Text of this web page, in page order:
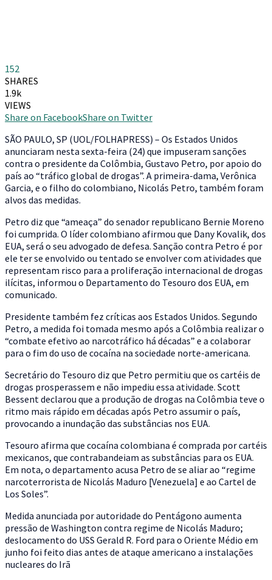
152
SHARES
1.9k
VIEWS
Share on FacebookShare on Twitter
SÃO PAULO, SP (UOL/FOLHAPRESS) – Os Estados Unidos
anunciaram nesta sexta-feira (24) que impuseram sanções
contra o presidente da Colômbia, Gustavo Petro, por apoio do
país ao “tráfico global de drogas”. A primeira-dama, Verônica
Garcia, e o filho do colombiano, Nicolás Petro, também foram
alvos das medidas.
Petro diz que “ameaça” do senador republicano Bernie Moreno
foi cumprida. O líder colombiano afirmou que Dany Kovalik, dos
EUA, será o seu advogado de defesa. Sanção contra Petro é por
ele ter se envolvido ou tentado se envolver com atividades que
representam risco para a proliferação internacional de drogas
ilícitas, informou o Departamento do Tesouro dos EUA, em
comunicado.
Presidente também fez críticas aos Estados Unidos. Segundo
Petro, a medida foi tomada mesmo após a Colômbia realizar o
“combate efetivo ao narcotráfico há décadas” e a colaborar
para o fim do uso de cocaína na sociedade norte-americana.
Secretário do Tesouro diz que Petro permitiu que os cartéis de
drogas prosperassem e não impediu essa atividade. Scott
Bessent declarou que a produção de drogas na Colômbia teve o
ritmo mais rápido em décadas após Petro assumir o país,
provocando a inundação das substâncias nos EUA.
Tesouro afirma que cocaína colombiana é comprada por cartéis
mexicanos, que contrabandeiam as substâncias para os EUA.
Em nota, o departamento acusa Petro de se aliar ao “regime
narcoterrorista de Nicolás Maduro [Venezuela] e ao Cartel de
Los Soles”.
Medida anunciada por autoridade do Pentágono aumenta
pressão de Washington contra regime de Nicolás Maduro;
deslocamento do USS Gerald R. Ford para o Oriente Médio em
junho foi feito dias antes de ataque americano a instalações
nucleares do Irã